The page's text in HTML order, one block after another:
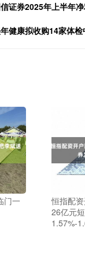
证券2025年上半年
健康拟收购14家体
门一
恒指配
26亿元
1.57%-